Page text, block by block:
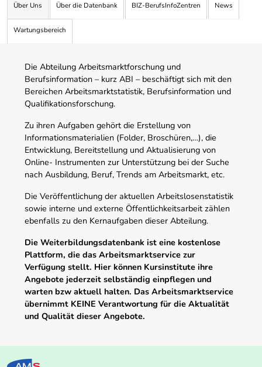
Über Uns Über die Datenbank BIZ-BerufsInfoZentren News
Wartungsbereich
Die Abteilung Arbeitsmarktforschung und
Berufsinformation – kurz ABI – beschäftigt sich mit den
Bereichen Arbeitsmarktstatistik, Berufsinformation und
Qualifikationsforschung.
Zu ihren Aufgaben gehört die Erstellung von
Informationsmaterialien (Folder, Broschüren,…), die
Entwicklung, Bereitstellung und Aktualisierung von
Online- Instrumenten zur Unterstützung bei der Suche
nach Ausbildung, Beruf, Trends am Arbeitsmarkt, etc.
Die Veröffentlichung der aktuellen Arbeitslosenstatistik
sowie interne und externe Öffentlichkeitsarbeit zählen
ebenfalls zu den Kernaufgaben dieser Abteilung.
Die Weiterbildungsdatenbank ist eine kostenlose
Plattform, die das Arbeitsmarktservice zur
Verfügung stellt. Hier können Kursinstitute ihre
Angebote jederzeit selbständig einpflegen und
warten bzw aktuell halten. Das Arbeitsmarktservice
übernimmt KEINE Verantwortung für die Aktualität
und Qualität dieser Angebote.